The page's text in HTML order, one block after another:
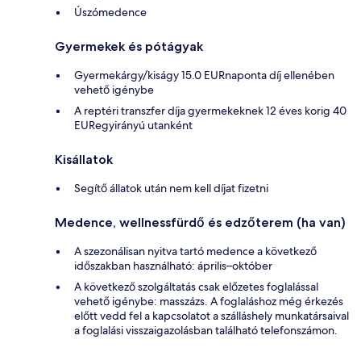
Úszómedence
Gyermekek és pótágyak
Gyermekárgy/kiságy 15.0 EURnaponta díj ellenében
vehető igénybe
A reptéri transzfer díja gyermekeknek 12 éves korig 40
EURegyirányú utanként
Kisállatok
Segítő állatok után nem kell díjat fizetni
Medence, wellnessfürdő és edzőterem (ha van)
A szezonálisan nyitva tartó medence a következő
időszakban használható: április–október
A következő szolgáltatás csak előzetes foglalással
vehető igénybe: masszázs. A foglaláshoz még érkezés
előtt vedd fel a kapcsolatot a szálláshely munkatársaival
a foglalási visszaigazolásban található telefonszámon.